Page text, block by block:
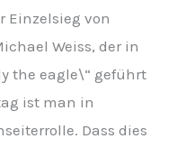
Einzelsieg von
Weiss, der in
the eagle\“ geführt
ist man in
Dass dies